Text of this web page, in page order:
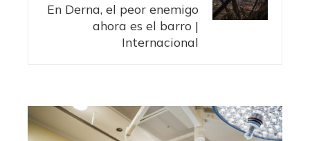
En Derna, el peor enemigo
ahora es el barro |
Internacional